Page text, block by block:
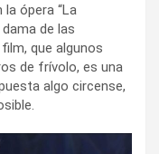
la ópera “La
dama de las
que algunos
de frívolo, es una
algo circense,